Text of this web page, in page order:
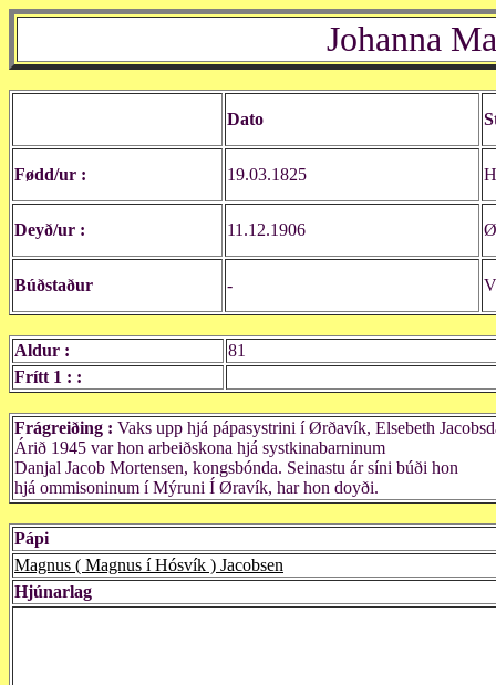
Johanna
Dato
Fødd/ur : 19.03.1825
Deyð/ur : 11.12.1906
Búðstaður -
Aldur :
81
Frítt 1 : :
Frágreiðing : Vaks upp hjá pápasystrini í Ørðavík, Elsebeth
Árið 1945 var hon arbeiðskona hjá systkinabarninum
Danjal Jacob Mortensen, kongsbónda. Seinastu ár síni búði hon
hjá ommisoninum í Mýruni Í Øravík, har hon doyði.
Pápi
Magnus ( Magnus í Hósvík ) Jacobsen
Hjúnarlag